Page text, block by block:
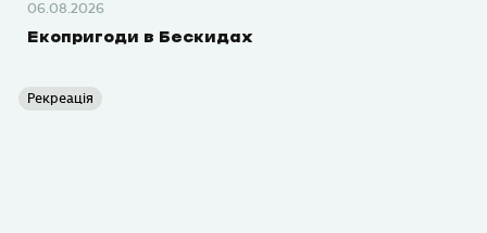
06.08.2026
Екопригоди в Бескидах
Рекреація